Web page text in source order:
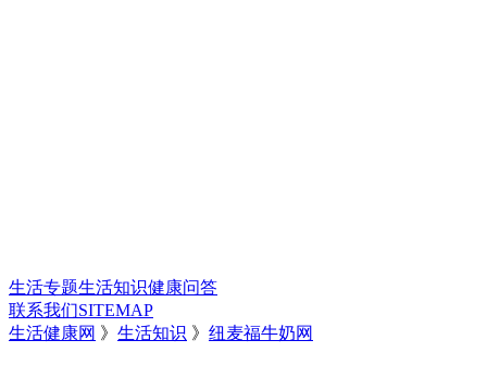
生活专题生活知识健康问答
联系我们SITEMAP
生活健康网 》 生活知识 》 纽麦福牛奶网